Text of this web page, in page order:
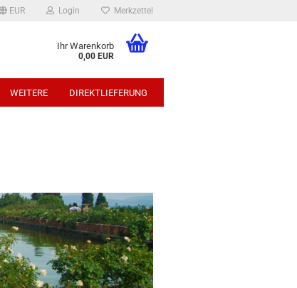
EUR Login Merkzettel
Ihr Warenkorb
0,00 EUR
DIREKTLIEFERUNG
WEITERE